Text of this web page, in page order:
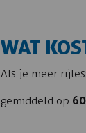
WAT
Als je meer
gemiddeld op